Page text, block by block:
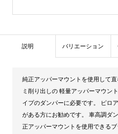
説明 バリエーション
純正アッパーマウントを使用して
ミ削り出しの 軽量アッパーマウン
イプのダンパーに必要です。 ピロ
がある方にお勧めです。 車高調ダ
正アッパーマウントを使用できる